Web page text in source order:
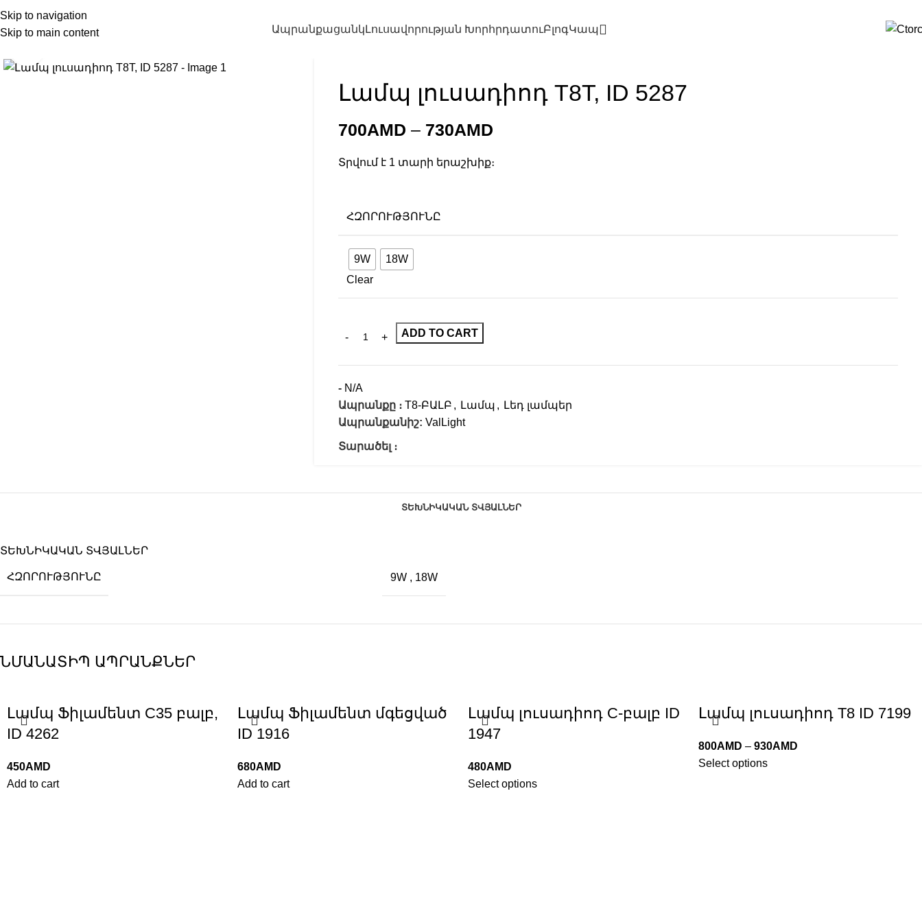
Skip to navigation
Skip to main content
ԱպրանքացանկԼուսավորության ԽորհրդատուԲլոգԿապ
Լամպ լուսադիոդ T8T, ID 5287
700AMD – 730AMD
Տրվում է 1 տարի երաշխիք։
ՀԶՈՐՈՒԹՅՈՒՆԸ
9W
18W
Clear
ADD TO CART
- N/A
Ապրանքը ։ T8-ԲԱԼԲ , Լամպ , Լեդ լամպեր
Ապրանքանիշ: ValLight
Տարածել ։
ՏԵԽՆԻԿԱԿԱՆ ՏՎՅԱԼՆԵՐ
ՏԵԽՆԻԿԱԿԱՆ ՏՎՅԱԼՆԵՐ
ՀԶՈՐՈՒԹՅՈՒՆԸ 9W , 18W
ՆՄԱՆԱՏԻՊ ԱՊՐԱՆՔՆԵՐ
Լամպ Ֆիլամենտ C35 բալբ,
ID 4262
450AMD
Add to cart
Լամպ Ֆիլամենտ մգեցված
ID 1916
680AMD
Add to cart
Լամպ լուսադիոդ C-բալբ ID
1947
480AMD
Select options
Լամպ լուսադիոդ T8 ID 7199
800AMD – 930AMD
Select options